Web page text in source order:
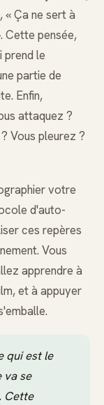
« Ça ne sert à
Cette pensée,
le
partie de
Enfin,
attaquez ?
Vous pleurez ?
votre
d'auto-
ces repères
Vous
apprendre à
et à appuyer
qui est le
va se
Cette